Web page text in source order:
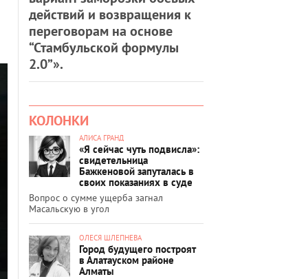
действий и возвращения к
переговорам на основе
“Стамбульской формулы
2.0”».
КОЛОНКИ
АЛИСА ГРАНД
«Я сейчас чуть подвисла»:
свидетельница
Бажкеновой запуталась в
своих показаниях в суде
Вопрос о сумме ущерба загнал
Масальскую в угол
ОЛЕСЯ ШЛЕПНЕВА
Город будущего построят
в Алатауском районе
Алматы